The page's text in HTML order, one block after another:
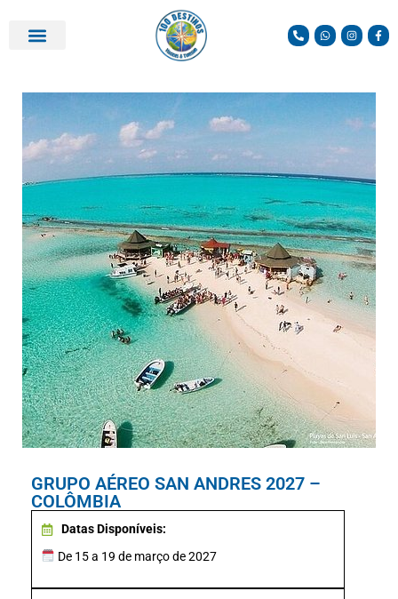
GRUPO AÉREO SAN ANDRES 2027 –
COLÔMBIA
Datas Disponíveis:
De 15 a 19 de março de 2027